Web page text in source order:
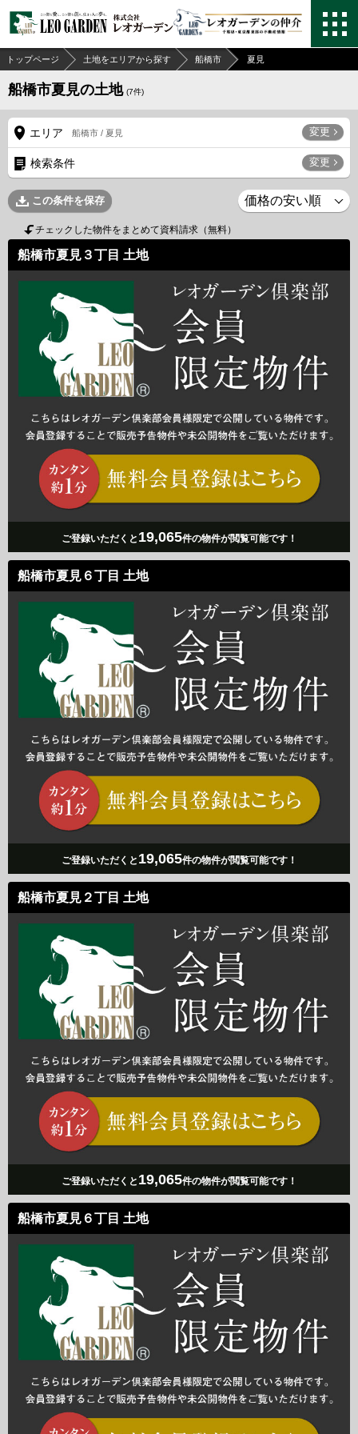
トップページ 土地をエリアから探す 船橋市 夏見
船橋市夏見の土地 (7件)
エリア 船橋市 / 夏見 変更
検索条件 変更
この条件を保存
チェックした物件をまとめて資料請求（無料）
船橋市夏見３丁目 土地
ご登録いただくと 19,065件の物件が閲覧可能です！
船橋市夏見６丁目 土地
ご登録いただくと 19,065件の物件が閲覧可能です！
船橋市夏見２丁目 土地
ご登録いただくと 19,065件の物件が閲覧可能です！
船橋市夏見６丁目 土地